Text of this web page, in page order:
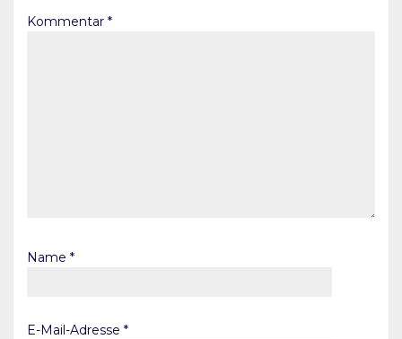
Kommentar *
Name *
E-Mail-Adresse *